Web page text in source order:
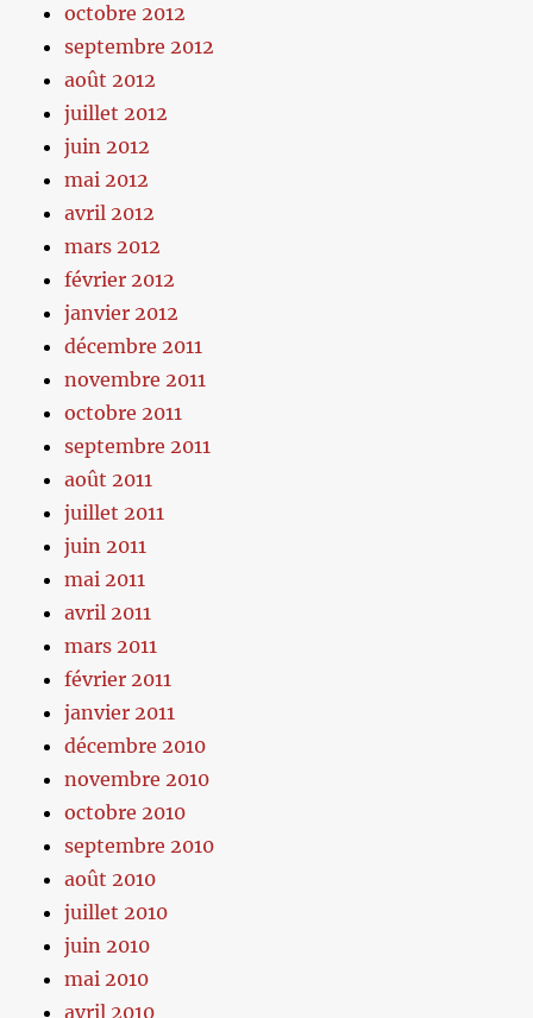
octobre 2012
septembre 2012
août 2012
juillet 2012
juin 2012
mai 2012
avril 2012
mars 2012
février 2012
janvier 2012
décembre 2011
novembre 2011
octobre 2011
septembre 2011
août 2011
juillet 2011
juin 2011
mai 2011
avril 2011
mars 2011
février 2011
janvier 2011
décembre 2010
novembre 2010
octobre 2010
septembre 2010
août 2010
juillet 2010
juin 2010
mai 2010
avril 2010